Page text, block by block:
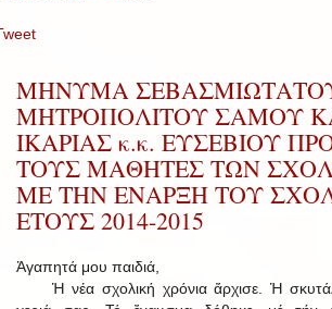
ΜΗΝΥΜΑ
ΜΗΤΡΟΠΟΛΙΤΟΥ ΣΑΜΟΥ
ΙΚΑΡΙΑΣ κ.κ. ΕΥΣΕΒΙΟΥ
ΤΟΥΣ ΜΑΘΗΤΕΣ ΤΩΝ
ΜΕ ΤΗΝ ΕΝΑΡΞΗ ΤΟΥ
ΕΤΟΥΣ 2014-2015
Ἀγαπητά μου παιδιά,
Ἡ νέα σχολική χρόνια ἄρχισε. Ἡ